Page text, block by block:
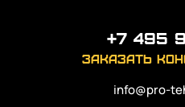
+7 495
заказать
info@pro-